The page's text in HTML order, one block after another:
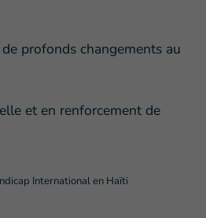
profonds changements au
et en renforcement de
International en Haïti